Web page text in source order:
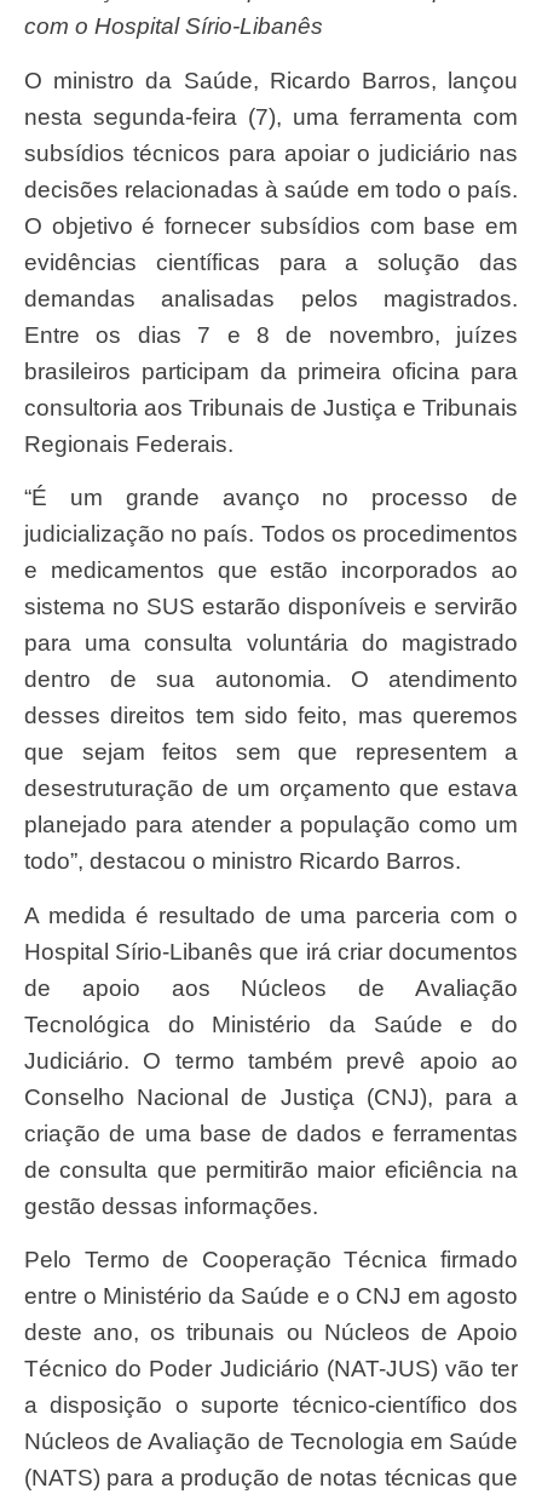
com o Hospital Sírio-Libanês
O ministro da Saúde, Ricardo Barros, lançou
nesta segunda-feira (7), uma ferramenta com
subsídios técnicos para apoiar o judiciário nas
decisões relacionadas à saúde em todo o país.
O objetivo é fornecer subsídios com base em
evidências científicas para a solução das
demandas analisadas pelos magistrados.
Entre os dias 7 e 8 de novembro, juízes
brasileiros participam da primeira oficina para
consultoria aos Tribunais de Justiça e Tribunais
Regionais Federais.
“É um grande avanço no processo de
judicialização no país. Todos os procedimentos
e medicamentos que estão incorporados ao
sistema no SUS estarão disponíveis e servirão
para uma consulta voluntária do magistrado
dentro de sua autonomia. O atendimento
desses direitos tem sido feito, mas queremos
que sejam feitos sem que representem a
desestruturação de um orçamento que estava
planejado para atender a população como um
todo”, destacou o ministro Ricardo Barros.
A medida é resultado de uma parceria com o
Hospital Sírio-Libanês que irá criar documentos
de apoio aos Núcleos de Avaliação
Tecnológica do Ministério da Saúde e do
Judiciário. O termo também prevê apoio ao
Conselho Nacional de Justiça (CNJ), para a
criação de uma base de dados e ferramentas
de consulta que permitirão maior eficiência na
gestão dessas informações.
Pelo Termo de Cooperação Técnica firmado
entre o Ministério da Saúde e o CNJ em agosto
deste ano, os tribunais ou Núcleos de Apoio
Técnico do Poder Judiciário (NAT-JUS) vão ter
a disposição o suporte técnico-científico dos
Núcleos de Avaliação de Tecnologia em Saúde
(NATS) para a produção de notas técnicas que